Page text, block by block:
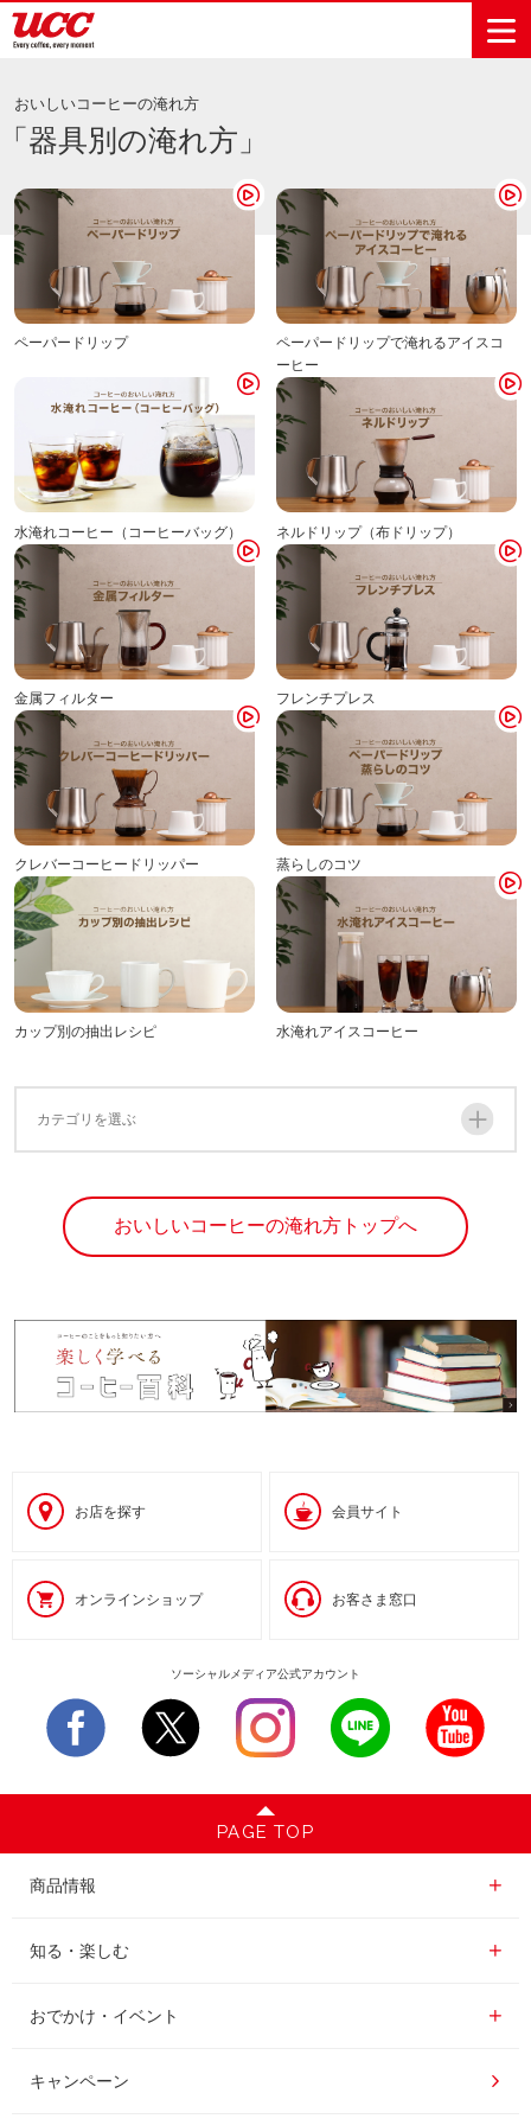
レギュラーコ
ーヒー
インスタント
コーヒー
ドリンク
ドリップポッ
ド
コーヒーギフ
ト
器具・その他
おいしいコー
ヒーの淹れ方
コーヒー百科 レシピ UCCラボ
UCCのコーヒ
ーマガジン
UCCコーヒー
博物館
UCCコーヒー
アカデミー
工場見学
東京ディズニ
ーリゾート®︎
カフェのお仕
事体験
Sustainability
リティビジ
人々を豊かに
する手助けを
サステナブ
ルなコーヒ
サステナビ
リティ教育
コーヒー×
自然を豊かに
する手助けを
カーボンニ
ュートラル
ネイチャー
ポジティブ
環境と社会
人権の尊重
サーキュラ
ーエコノミ
ー
直営農園
ハワイ
ジャマイカ
Sustainability
リティチャ
レンジ
Sustainability
Report
サステナビ
ート
会社案内
トップメッ
パーパス
ー
コーポレー
トメッセー
ジ
企業概要
ニュースリ
リース
事業内容
コーヒー関
連事業
業務用サー
ビス事業
外食事業
コーヒーマ
シン事業
地域・戦略
事業
海外事業
グループサ
ポート
UCCの活動
サステナビ
リティ
採用活動
ーヒービレ
ッジ
ウェブマガ
ジン
おいしいコーヒーの淹れ方
「器具別の淹れ方」
ペーパードリップ
ペーパードリップで淹れるアイスコ
ーヒー
水淹れコーヒー（コーヒーバッグ） ネルドリップ（布ドリップ）
金属フィルター フレンチプレス
クレバーコーヒードリッパー 蒸らしのコツ
カップ別の抽出レシピ 水淹れアイスコーヒー
カテゴリを選ぶ
おいしいコーヒーの淹れ方トップへ
お店を探す 会員サイト
オンラインショップ お客さま窓口
ソーシャルメディア公式アカウント
PAGE TOP
商品情報
商品情報一覧
レギュラーコーヒー
インスタントコーヒー
知る・楽しむ
知る・楽しむ一覧
おいしいコーヒーの淹れ方
コーヒー百科
おでかけ・イベント
おでかけ・イベント情報一覧
UCCコーヒー博物館
キャンペーン